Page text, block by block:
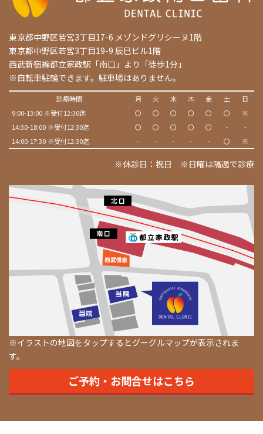
東京都中野区若宮3丁目17-6 メゾンドグリシーヌ1階
東京都中野区若宮3丁目19-9 辰巳ビル1階
西武新宿線都立家政駅「南口」より「徒歩1分」
※自転車駐輪できます。駐車場はありません。
診療時間 月 火 水 木 金 土
日
9:00-13:00 ※受付12:30迄
〇 〇 〇 〇 〇 〇
※
14:30-18:00 ※受付12:30迄
〇 〇 〇 〇 〇 -
-
14:00-17:30 ※受付12:30迄
- - - - - 〇 ※
※休診日：祝日 ※日曜は隔週で診療
※イラストの地図をタップするとグーグルマップが表示されま
す。
ご予約・お問合せはこちら